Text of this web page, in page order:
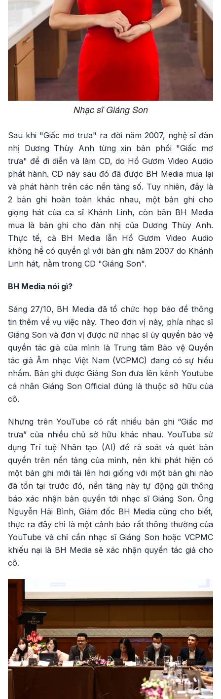
Nhạc sĩ Giáng Son
Sau khi "Giấc mơ trưa" ra đời năm 2007, nghệ sĩ đàn
nhị Dương Thùy Anh từng xin bản phối "Giấc mơ
trưa" để đi diễn và làm CD, do Hồ Gươm Video Audio
phát hành. CD này sau đó đã được BH Media mua lại
và phát hành trên các nền tảng số. Tuy nhiên, đây là
2 bản ghi hoàn toàn khác nhau, một bản ghi cho
giọng hát của ca sĩ Khánh Linh, còn bản BH Media
mua là bản ghi cho đàn nhị của Dương Thùy Anh.
Thực tế, cả BH Media lẫn Hồ Gươm Video Audio
không hề có quyền gì với bản ghi năm 2007 do Khánh
Linh hát, nằm trong CD "Giáng Son".
BH Media nói gì?
Sáng 27/10, BH Media đã tổ chức họp báo để thông
tin thêm về vụ việc này. Theo đơn vị này, phía nhạc sĩ
Giáng Son và đơn vị được nữ nhạc sĩ ủy quyền bảo vệ
quyền tác giả của mình là Trung tâm Bảo vệ Quyền
tác giả Âm nhạc Việt Nam (VCPMC) đang có sự hiểu
nhầm. Bản ghi được Giáng Son đưa lên kênh Youtube
cá nhân Giáng Son Official đúng là thuộc sở hữu của
cô.
Nhưng trên YouTube có rất nhiều bản ghi “Giấc mơ
trưa” của nhiều chủ sở hữu khác nhau. YouTube sử
dụng Trí tuệ Nhân tạo (AI) để rà soát và quét bản
quyền trên nền tảng của mình, nên khi phát hiện có
một bản ghi mới tải lên hơi giống với một bản ghi nào
đã tồn tại trước đó, nền tảng này tự động gửi thông
báo xác nhận bản quyền tới nhạc sĩ Giáng Son. Ông
Nguyễn Hải Bình, Giám đốc BH Media cũng cho biết,
thực ra đây chỉ là một cảnh báo rất thông thường của
YouTube và chỉ cần nhạc sĩ Giáng Son hoặc VCPMC
khiếu nại là BH Media sẽ xác nhận quyền tác giả cho
cô.